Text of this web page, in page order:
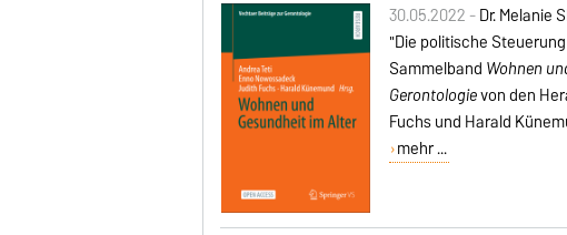
30.05.2022 -Dr. Melanie
"Die politische
Sammelband Wohnen
Gerontologievon den
Fuchs und Harald
mehr ...